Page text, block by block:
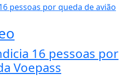
16 pessoas por
Voepass